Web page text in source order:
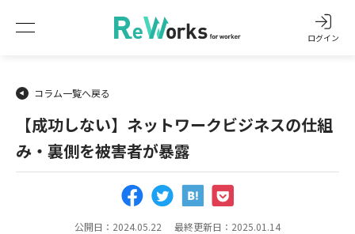
ログイン
コラム一覧へ戻る
【成功しない】ネットワークビジネスの仕組
み・裏側を被害者が暴露
公開日：2024.05.22 最終更新日：2025.01.14